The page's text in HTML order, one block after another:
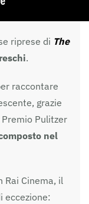
riprese di The
.
raccontare
grazie
Premio Pulitzer
nel
Rai Cinema, il
eccezione: